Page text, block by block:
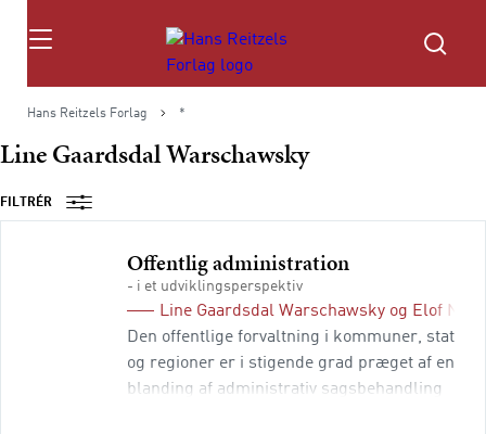
Søg
Hans Reitzels Forlag *
Line Gaardsdal Warschawsky
FILTRÉR
Offentlig administration
- i et udviklingsperspektiv
Line Gaardsdal Warschawsky og Elof
Den offentlige forvaltning i kommuner, stat
og regioner er i stigende grad præget af en
blanding af administrativ sagsbehandling